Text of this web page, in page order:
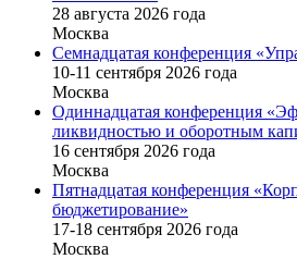
28 августа 2026 года
Москва
Семнадцатая конференция
10-11 сентября 2026 года
Москва
Одиннадцатая конференция
ликвидностью и оборотным
16 cентября 2026 года
Москва
Пятнадцатая конференция
бюджетирование»
17-18 сентября 2026 года
Москва